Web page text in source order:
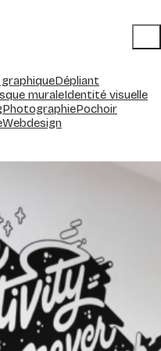
Dépliant
muraleIdentité visuelle
PhotographiePochoir
Webdesign